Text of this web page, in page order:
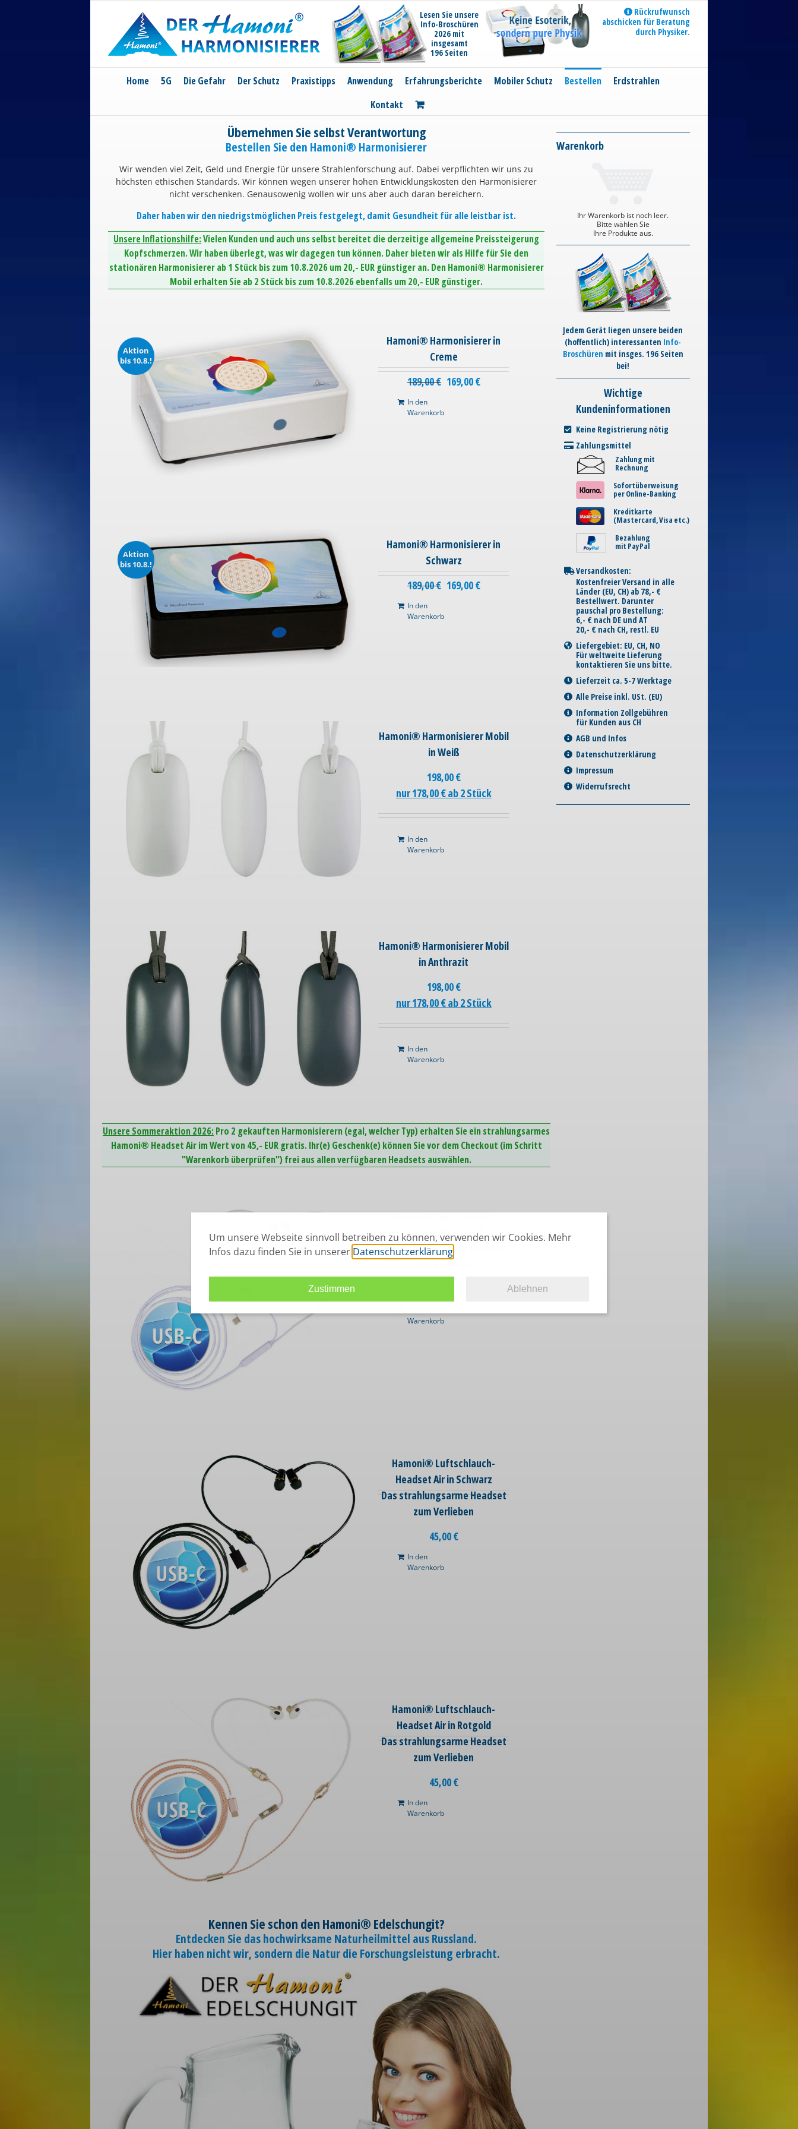
Lesen Sie unsere
Info-Broschüren
2026 mit
insgesamt
196 Seiten
Rückrufwunsch
abschicken für Beratung
durch Physiker.
Home 5G Die Gefahr Der Schutz Praxistipps Anwendung Erfahrungsberichte Mobiler Schutz Bestellen
Erdstrahlen
Kontakt
Übernehmen Sie selbst Verantwortung
Bestellen Sie den Hamoni® Harmonisierer
Wir wenden viel Zeit, Geld und Energie für unsere Strahlenforschung auf. Dabei verpflichten wir uns zu
höchsten ethischen Standards. Wir können wegen unserer hohen Entwicklungskosten den Harmonisierer
nicht verschenken. Genausowenig wollen wir uns aber auch daran bereichern.
Daher haben wir den niedrigstmöglichen Preis festgelegt, damit Gesundheit für alle leistbar ist.
Unsere Inflationshilfe:Vielen Kunden und auch uns selbst bereitet die derzeitige allgemeine Preissteigerung
Kopfschmerzen. Wir haben überlegt, was wir dagegen tun können. Daher bieten wir als Hilfe für Sie den
stationären Harmonisierer ab 1 Stück bis zum 10.8.2026 um 20,- EUR günstiger an. Den Hamoni® Harmonisierer
Mobil erhalten Sie ab 2 Stück bis zum 10.8.2026 ebenfalls um 20,- EUR günstiger.
Aktion
bis 10.8.!
Hamoni® Harmonisierer in
Creme
189,00€ 169,00€
In den
Warenkorb
Aktion
bis 10.8.!
Hamoni® Harmonisierer in
Schwarz
189,00€ 169,00€
In den
Warenkorb
Hamoni® Harmonisierer Mobil
in Weiß
198,00€
nur 178,00 € ab 2 Stück
In den
Warenkorb
Hamoni® Harmonisierer Mobil
in Anthrazit
198,00€
nur 178,00 € ab 2 Stück
In den
Warenkorb
Unsere Sommeraktion 2026: Pro 2 gekauften Harmonisierern (egal, welcher Typ) erhalten Sie ein strahlungsarmes
Hamoni® Headset Air im Wert von 45,- EUR gratis. Ihr(e) Geschenk(e) können Sie vor dem Checkout (im Schritt
"Warenkorb überprüfen") frei aus allen verfügbaren Headsets auswählen.
Hamoni® Luftschlauch-
Headset Air in Weiß
Das strahlungsarme Headset
Warenkorb
Hamoni® Luftschlauch-
Headset Air in Schwarz
Das strahlungsarme Headset
zum Verlieben
45,00€
In den
Warenkorb
Hamoni® Luftschlauch-
Headset Air in Rotgold
Das strahlungsarme Headset
zum Verlieben
45,00€
In den
Warenkorb
Kennen Sie schon den Hamoni® Edelschungit?
Entdecken Sie das hochwirksame Naturheilmittel aus Russland.
Hier haben nicht wir, sondern die Natur die Forschungsleistung erbracht.
Warenkorb
Ihr Warenkorb ist noch leer.
Bitte wählen Sie
Ihre Produkte aus.
Jedem Gerät liegen unsere beiden
(hoffentlich) interessanten Info-
Broschüren mit insges. 196 Seiten
bei!
Wichtige
Kundeninformationen
Keine Registrierung nötig
Zahlungsmittel
Zahlung mit
Rechnung
Sofortüberweisung
per Online-Banking
Kreditkarte
(Mastercard, Visa etc.)
Bezahlung
mit PayPal
Versandkosten:
Kostenfreier Versand in alle
Länder (EU, CH) ab 78,- €
Bestellwert. Darunter
pauschal pro Bestellung:
6,- € nach DE und AT
20,- € nach CH, restl. EU
Liefergebiet: EU, CH, NO
Für weltweite Lieferung
kontaktieren Sie uns bitte.
Lieferzeit ca. 5-7 Werktage
Alle Preise inkl. USt. (EU)
Information Zollgebühren
für Kunden aus CH
AGB und Infos
Datenschutzerklärung
Impressum
Widerrufsrecht
Um unsere Webseite sinnvoll betreiben zu können, verwenden wir Cookies. Mehr
Infos dazu finden Sie in unserer Datenschutzerklärung
Zustimmen Ablehnen